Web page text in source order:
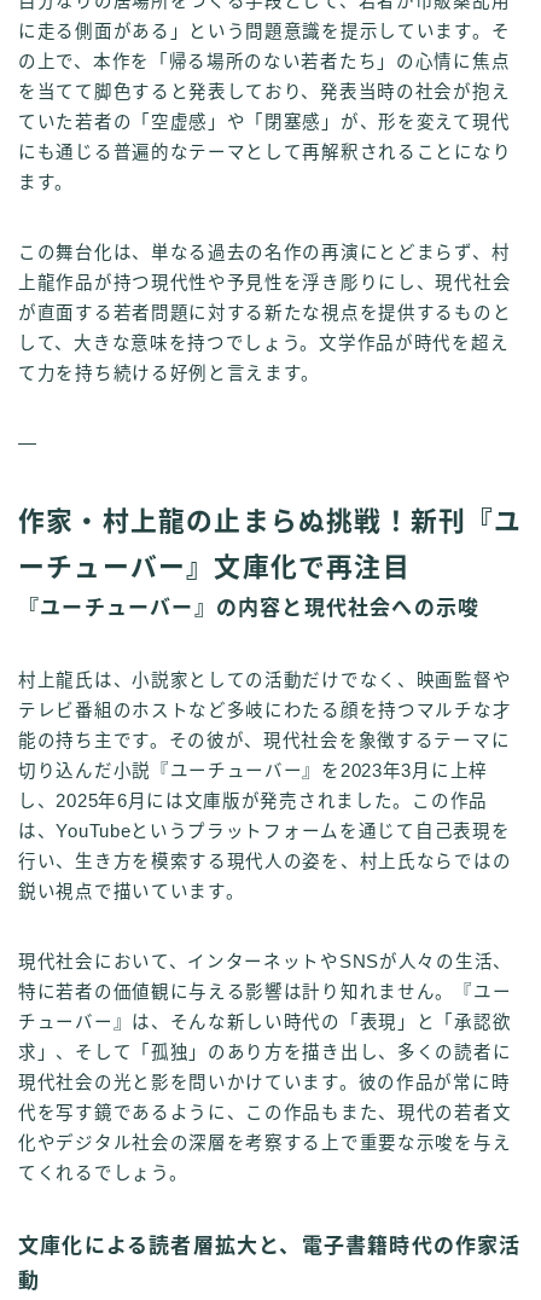
に走る側面がある」という問題意識を提示しています。そ
の上で、本作を「帰る場所のない若者たち」の心情に焦点
を当てて脚色すると発表しており、発表当時の社会が抱え
ていた若者の「空虚感」や「閉塞感」が、形を変えて現代
にも通じる普遍的なテーマとして再解釈されることになり
ます。
この舞台化は、単なる過去の名作の再演にとどまらず、村
上龍作品が持つ現代性や予見性を浮き彫りにし、現代社会
が直面する若者問題に対する新たな視点を提供するものと
して、大きな意味を持つでしょう。文学作品が時代を超え
て力を持ち続ける好例と言えます。
—
作家・村上龍の止まらぬ挑戦！新刊『ユ
ーチューバー』文庫化で再注目
『ユーチューバー』の内容と現代社会への示唆
村上龍氏は、小説家としての活動だけでなく、映画監督や
テレビ番組のホストなど多岐にわたる顔を持つマルチな才
能の持ち主です。その彼が、現代社会を象徴するテーマに
切り込んだ小説『ユーチューバー』を2023年3月に上梓
し、2025年6月には文庫版が発売されました。この作品
は、YouTubeというプラットフォームを通じて自己表現を
行い、生き方を模索する現代人の姿を、村上氏ならではの
鋭い視点で描いています。
現代社会において、インターネットやSNSが人々の生活、
特に若者の価値観に与える影響は計り知れません。『ユー
チューバー』は、そんな新しい時代の「表現」と「承認欲
求」、そして「孤独」のあり方を描き出し、多くの読者に
現代社会の光と影を問いかけています。彼の作品が常に時
代を写す鏡であるように、この作品もまた、現代の若者文
化やデジタル社会の深層を考察する上で重要な示唆を与え
てくれるでしょう。
文庫化による読者層拡大と、電子書籍時代の作家活
動